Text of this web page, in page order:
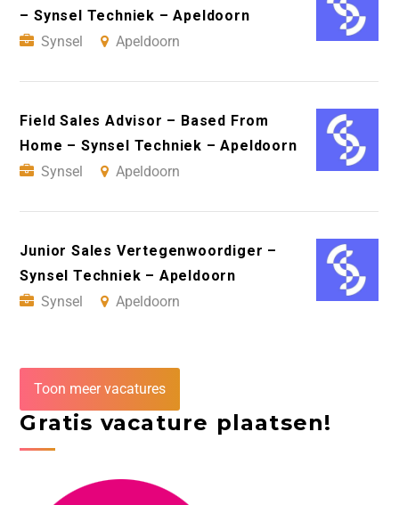
– Synsel Techniek – Apeldoorn
Synsel
Apeldoorn
Field Sales Advisor – Based From
Home – Synsel Techniek – Apeldoorn
Synsel
Apeldoorn
Junior Sales Vertegenwoordiger –
Synsel Techniek – Apeldoorn
Synsel
Apeldoorn
Toon meer vacatures
Gratis vacature plaatsen!